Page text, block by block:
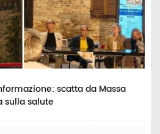
scatta da Massa
sulla salute